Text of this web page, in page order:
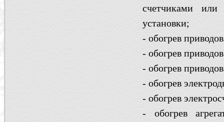
счетчиками
установки;
- обогрев
- обогрев
- обогрев
- обогрев
- обогрев
- обогрев